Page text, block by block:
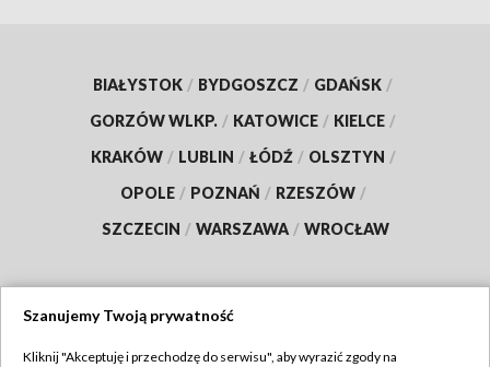
BIAŁYSTOK / BYDGOSZCZ / GDAŃSK /
GORZÓW WLKP. / KATOWICE / KIELCE /
KRAKÓW / LUBLIN / ŁÓDŹ / OLSZTYN /
OPOLE / POZNAŃ / RZESZÓW /
SZCZECIN / WARSZAWA / WROCŁAW
Szanujemy Twoją prywatność
Kliknij "Akceptuję i przechodzę do serwisu", aby wyrazić zgody na